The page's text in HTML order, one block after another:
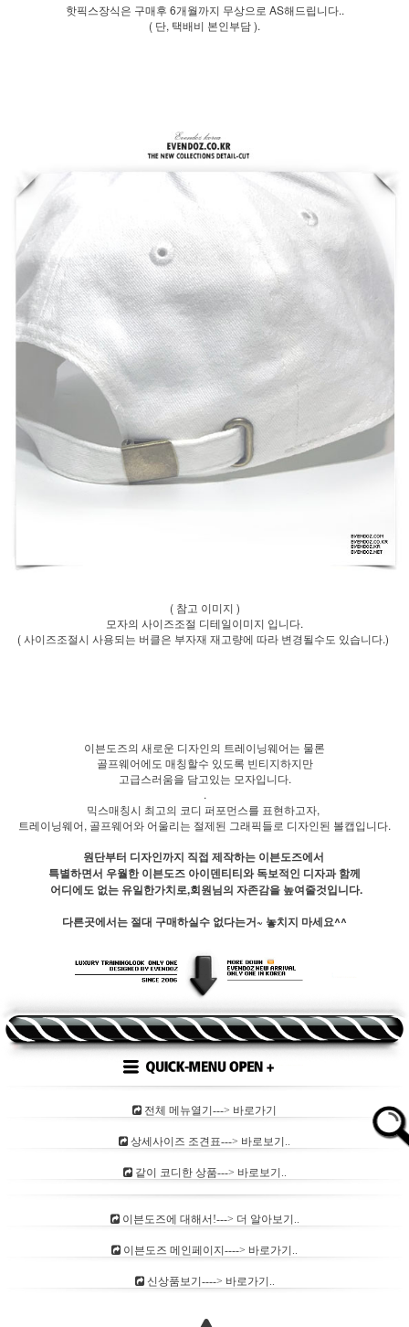
홈으로가기
이전페이지
관련상품..
전체상품후기
신상품보기
회원가입
핫픽스장식은 구매후 6개월까지 무상으로 AS해드립니다..
( 단, 택배비 본인부담 ).
( 참고 이미지 )
모자의 사이즈조절 디테일이미지 입니다.
( 사이즈조절시 사용되는 버클은 부자재 재고량에 따라 변경될수도 있습니다.)
이븐도즈의 새로운 디자인의 트레이닝웨어는 물론
골프웨어에도 매칭할수 있도록 빈티지하지만
고급스러움을 담고있는 모자입니다.
.
믹스매칭시 최고의 코디 퍼포먼스를 표현하고자,
트레이닝웨어, 골프웨어와 어울리는 절제된 그래픽들로 디자인된 볼캡입니다.
원단부터 디자인까지 직접 제작하는 이븐도즈에서
특별하면서 우월한 이븐도즈 아이덴티티와 독보적인 디자과 함께
어디에도 없는 유일한가치로,회원님의 자존감을 높여줄것입니다.
다른곳에서는 절대 구매하실수 없다는거~ 놓치지 마세요^^
전체 메뉴열기---> 바로가기
상세사이즈 조견표---> 바로보기..
같이 코디한 상품---> 바로보기..
이븐도즈에 대해서!---> 더 알아보기..
이븐도즈 메인페이지----> 바로가기..
신상품보기----> 바로가기..